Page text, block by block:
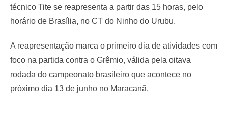
técnico Tite se reapresenta a partir das 15 horas, pelo
horário de Brasília, no CT do Ninho do Urubu.
A reapresentação marca o primeiro dia de atividades com
foco na partida contra o Grêmio, válida pela oitava
rodada do campeonato brasileiro que acontece no
próximo dia 13 de junho no Maracanã.